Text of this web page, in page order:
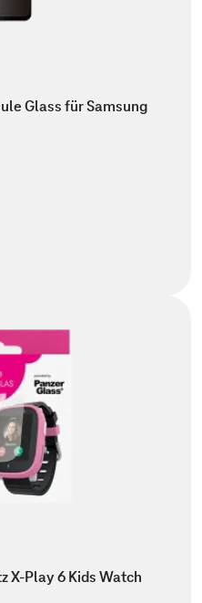
Glass für Samsung
X-Play 6 Kids Watch